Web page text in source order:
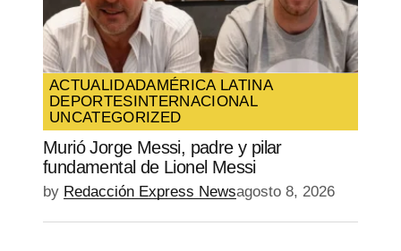
ACTUALIDADAMÉRICA LATINA
DEPORTESINTERNACIONAL
UNCATEGORIZED
Murió Jorge Messi, padre y pilar
fundamental de Lionel Messi
by Redacción Express Newsagosto 8, 2026